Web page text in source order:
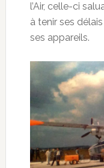
l’Air, celle-ci
à tenir ses
ses appareils.